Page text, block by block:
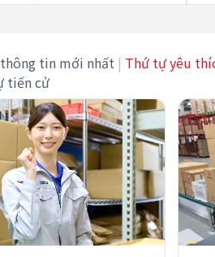
tin mới nhất | Thứ tự yêu
tiến cử